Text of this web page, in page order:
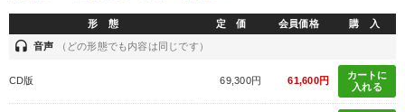
形 態 定 価 会員価格 購 入
headset 音声 （どの形態でも内容は同じです）
CD版 69,300円 61,600円
カートに
入れる